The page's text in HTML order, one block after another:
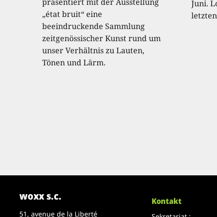
„état bruit“ eine
beeindruckende Sammlung
zeitgenössischer Kunst rund um
unser Verhältnis zu Lauten,
Tönen und Lärm.
Juni.
woxx s.c.
51, avenue de la Liberté
Kontakt